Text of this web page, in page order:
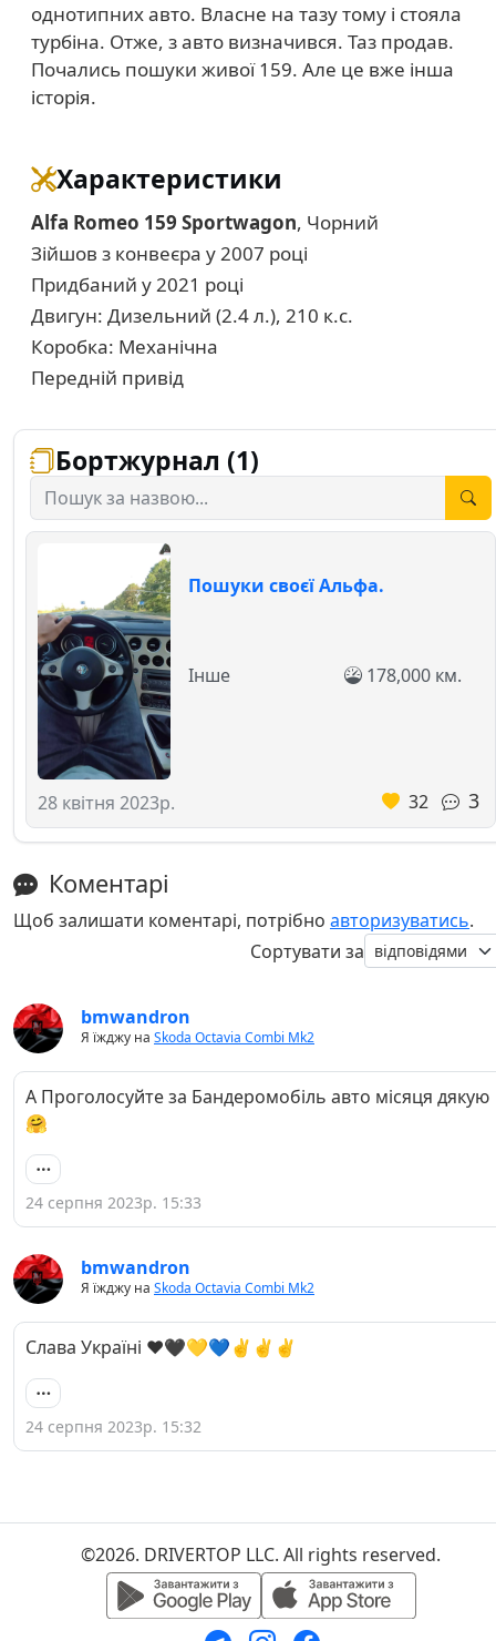
однотипних авто. Власне на тазу тому і стояла
турбіна. Отже, з авто визначився. Таз продав.
Почались пошуки живої 159. Але це вже інша
історія.
Характеристики
Alfa Romeo 159 Sportwagon, Чорний
Зійшов з конвеєра у 2007 році
Придбаний у 2021 році
Двигун: Дизельний (2.4 л.), 210 к.с.
Коробка: Механічна
Передній привід
Бортжурнал (1)
Пошуки своєї Альфа.
28 квітня 2023р.
Інше 178,000 км.
32 3
Коментарі
Щоб залишати коментарі, потрібно авторизуватись.
Сортувати за
bmwandron
Я їжджу на Skoda Octavia Combi Mk2
А Проголосуйте за Бандеромобіль авто місяця дякую
🤗
24 серпня 2023р. 15:33
bmwandron
Я їжджу на Skoda Octavia Combi Mk2
Слава Україні ❤️🖤💛💙✌️✌️✌️
24 серпня 2023р. 15:32
©2026. DRIVERTOP LLC. All rights reserved.